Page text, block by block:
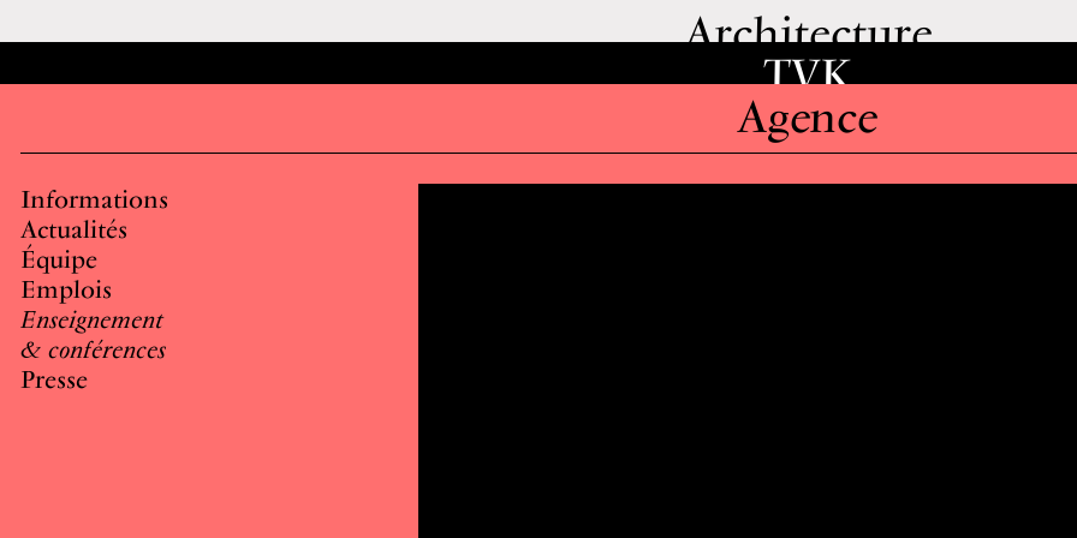
Architecture
TVK
Agence
Informations
Actualités
Équipe
Emplois
Enseignement
& conférences
Presse